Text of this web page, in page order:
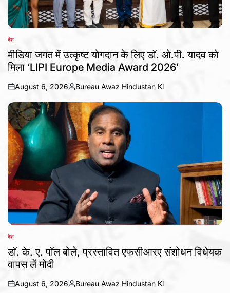
POSTED
IN
देश
मीडिया जगत में उत्कृष्ट योगदान के लिए डॉ. ओ.पी. यादव को
मिला ‘LIPI Europe Media Award 2026’
on
August 6, 2026
Posted
by
Bureau Awaz Hindustan Ki
POSTED
देश
डॉ. के. ए. पॉल बोले, प्रस्तावित एफसीआरए संशोधन विधेयक
वापस लें मोदी
on
August 6, 2026
Posted
Bureau Awaz Hindustan Ki